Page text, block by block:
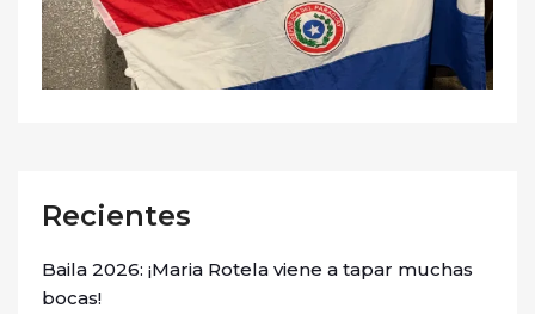
Recientes
Baila 2026: ¡Maria Rotela viene a tapar muchas
bocas!